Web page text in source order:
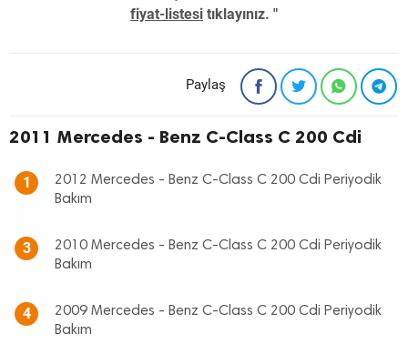
fiyat-listesi tıklayınız. "
Paylaş
2011 Mercedes - Benz C-Class C 200 Cdi
1
2012 Mercedes - Benz C-Class C 200 Cdi Periyodik
Bakım
3
2010 Mercedes - Benz C-Class C 200 Cdi Periyodik
Bakım
4
2009 Mercedes - Benz C-Class C 200 Cdi Periyodik
Bakım